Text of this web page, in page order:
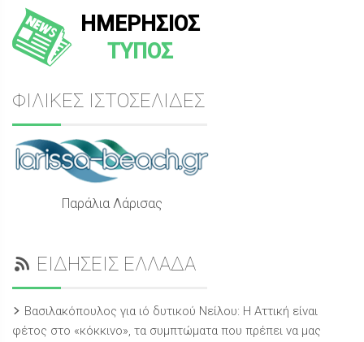
ΗΜΕΡΗΣΙΟΣ
ΤΥΠΟΣ
ΦΙΛΙΚΕΣ ΙΣΤΟΣΕΛΙΔΕΣ
Παράλια Λάρισας
ΕΙΔΗΣΕΙΣ ΕΛΛΑΔΑ
Βασιλακόπουλος για ιό δυτικού Νείλου: Η Αττική είναι
φέτος στο «κόκκινο», τα συμπτώματα που πρέπει να μας